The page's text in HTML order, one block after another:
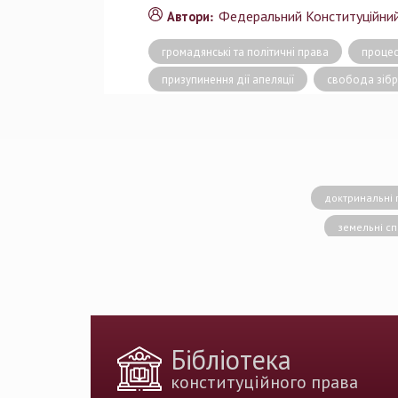
Автори: Федеральний
громадянські та політичні права
призупинення дії апеляції
свобода
доктринальні
земельні
Бібліотека
конституційного права